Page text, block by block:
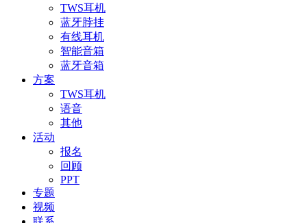
TWS耳机
蓝牙脖挂
有线耳机
智能音箱
蓝牙音箱
方案
TWS耳机
语音
其他
活动
报名
回顾
PPT
专题
视频